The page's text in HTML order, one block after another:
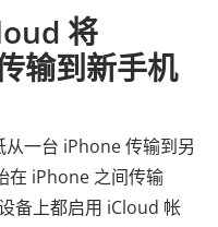
将
输到新手机
一台 iPhone 传输到另
在 iPhone 之间传输
备上都启用 iCloud 帐